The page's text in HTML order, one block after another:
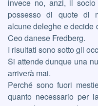
invece no, anzi, il
possesso di quote di
alcune deleghe e decide
Ceo danese Fredberg.
I risultati sono sotto gli
Si attende dunque una
arriverà mai.
Perché sono fuori
quanto necessario per